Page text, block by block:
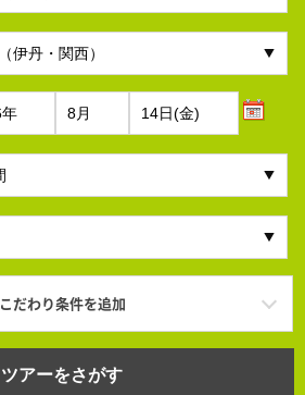
こだわり条件を追加
ツアーをさがす